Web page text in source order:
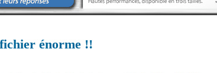
énorme !!